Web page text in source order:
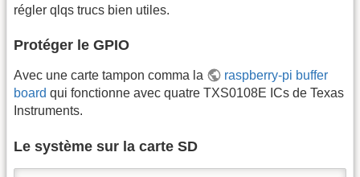
régler qlqs trucs bien utiles.
Protéger le GPIO
Avec une carte tampon comma la
raspberry-pi buffer
board qui fonctionne avec quatre TXS0108E ICs de Texas
Instruments.
Le système sur la carte SD